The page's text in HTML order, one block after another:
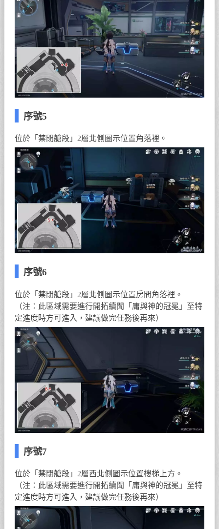
序號5
位於「禁閉艙段」2層北側圖示位置角落裡。
序號6
位於「禁閉艙段」2層北側圖示位置房間角落裡。
（注：此區域需要進行開拓續聞「庸與神的冠冕」至特
定進度時方可進入，建議做完任務後再來）
序號7
位於「禁閉艙段」2層西北側圖示位置樓梯上方。
（注：此區域需要進行開拓續聞「庸與神的冠冕」至特
定進度時方可進入，建議做完任務後再來）